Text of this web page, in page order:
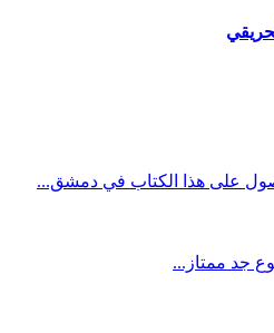
على هذا الكتاب في دمشق...